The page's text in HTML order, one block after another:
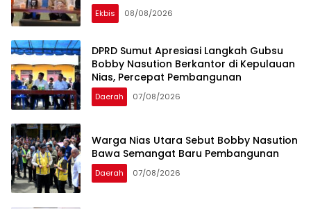
Ekbis 08/08/2026
DPRD Sumut Apresiasi Langkah Gubsu
Bobby Nasution Berkantor di Kepulauan
Nias, Percepat Pembangunan
Daerah 07/08/2026
Warga Nias Utara Sebut Bobby Nasution
Bawa Semangat Baru Pembangunan
Daerah 07/08/2026